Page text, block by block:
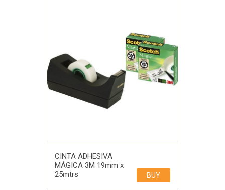
CINTA ADHESIVA
MÁGICA 3M 19mm x
25mtrs
BUY